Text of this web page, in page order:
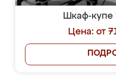
Шкаф-купе
Цена: от